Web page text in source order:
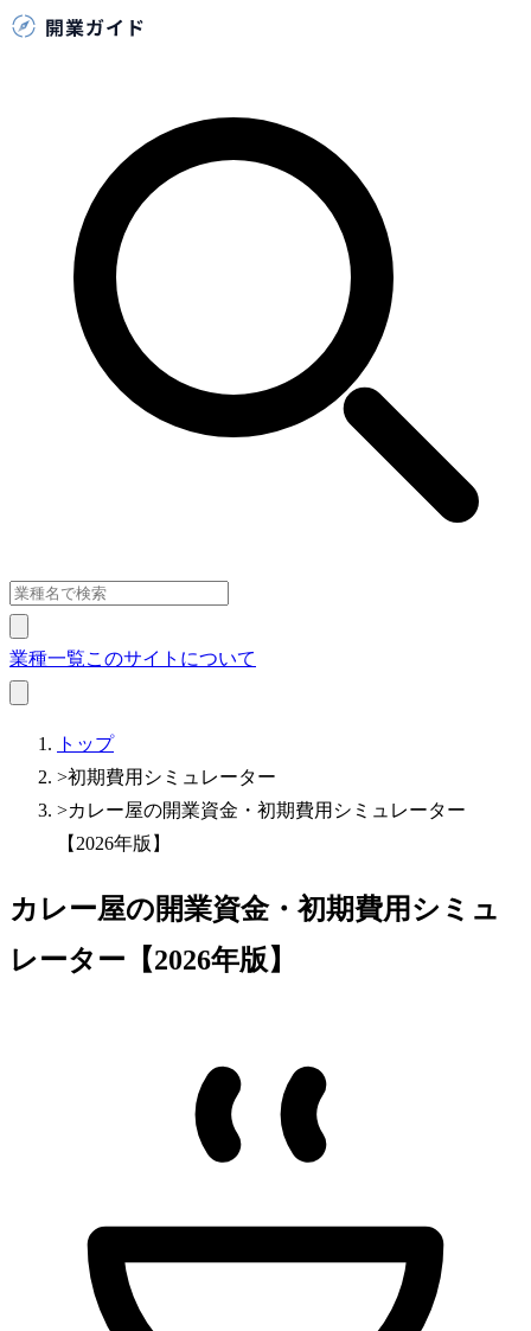
業種一覧このサイトについて
トップ
>初期費用シミュレーター
>カレー屋の開業資金・初期費用シミュレーター
【2026年版】
カレー屋の開業資金・初期費用シミュ
レーター【2026年版】